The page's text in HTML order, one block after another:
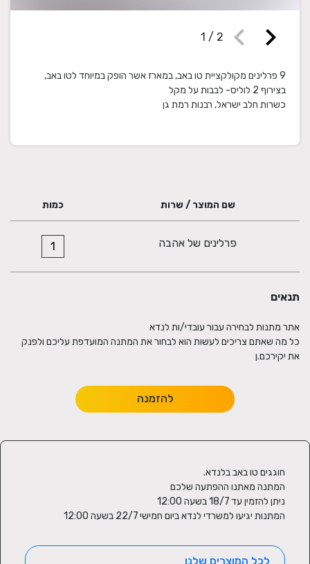
chevron_right
chevron_left
1 / 2
9 פרלינים מקולקציית טו באב, במארז אשר הופק במיוחד לטו באב,
כשרות חלב ישראל, רבנות רמת גן
שם המוצר / שרות כמות
פרלינים של אהבה
תנאים
כל מה שאתם צריכים לעשות הוא לבחור את המתנה המועדפת עליכם ולפנק
את יקירכם.ן
להזמנה
המתנות יגיעו למשרדי לנדא ביום חמישי 22/7 בשעה 12:00
לכל המוצרים שלנו